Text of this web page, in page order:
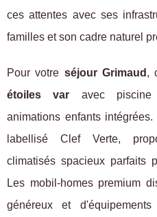
ces attentes avec ses
familles et son cadre naturel
Pour votre séjour Grimaud ,
étoiles var avec piscine
animations enfants
labellisé Clef Verte,
climatisés spacieux parfaits
Les mobil-homes premium
généreux et